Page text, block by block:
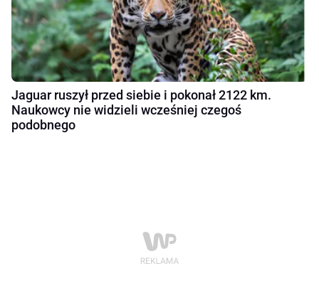
Jaguar ruszył przed siebie i pokonał 2122 km.
Naukowcy nie widzieli wcześniej czegoś
podobnego